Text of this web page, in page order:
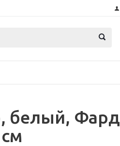
белый,